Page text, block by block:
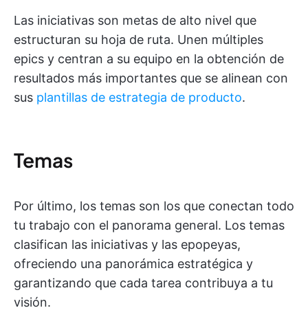
Las iniciativas son metas de alto nivel que
estructuran su hoja de ruta. Unen múltiples
epics y centran a su equipo en la obtención de
resultados más importantes que se alinean con
sus plantillas de estrategia de producto.
Temas
Por último, los temas son los que conectan todo
tu trabajo con el panorama general. Los temas
clasifican las iniciativas y las epopeyas,
ofreciendo una panorámica estratégica y
garantizando que cada tarea contribuya a tu
visión.